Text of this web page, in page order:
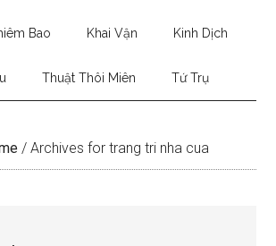
Bao Khai Vận Kinh Dịch
Thuật Thôi Miên Tứ Trụ
/ Archives for trang tri nha cua